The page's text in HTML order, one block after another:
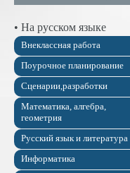
• На русском языке
Внеклассная работа
Поурочное планирование
Сценарии,разработки
Математика, алгебра,
геометрия
Русский язык и литература
Информатика